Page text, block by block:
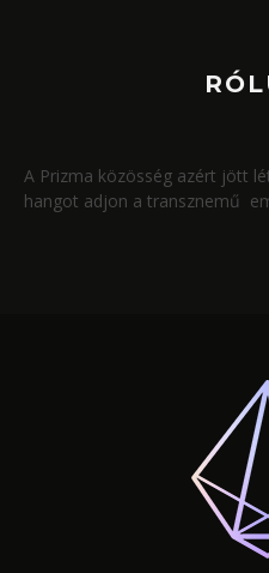
A Prizma közösség azért jött
hangot adjon a transznemű